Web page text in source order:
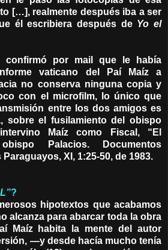
[…], realmente después iba a ser
él escribiera después de Yo el
confirmó por mail que le había
vaticano del Paí Maíz a
no conserva ninguna copia y
con el microfilm, lo único que
entre los dos amigos es
sobre el fusilamiento del obispo
Maíz como Fiscal, “El
Palacios. Documentos
XI, 1:25-50, de 1983.
?
hipotextos que acabamos
alcanza para abarcar toda la obra
Maíz habita la mente del autor
—y desde hacía mucho tenía